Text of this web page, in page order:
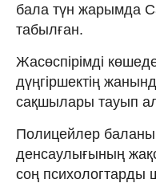
бала түн жарымда
табылған.
Жасөспірімді
дүңгіршектің
сақшылары тауып
Полицейлер баланы
денсаулығының
соң психологтарды